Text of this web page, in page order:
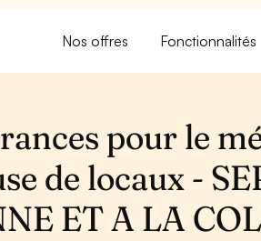
Nos offres Fonctionnalités
pour le
de locaux -
ET A LA